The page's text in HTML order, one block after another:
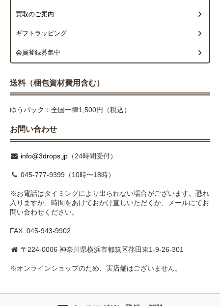
買取のご案内
ギフトラッピング
会員登録募集中
送料（梱包資材費用含む）
ゆうパック：全国一律1,500円（税込）
お問い合わせ
info@3drops.jp （24時間受付）
045-777-9399（10時〜18時）
※お電話はタイミングにより出られない場合がございます。恐れ
入りますが、時間をあけておかけ直しいただくか、メールにてお
問い合わせください。
FAX: 045-943-9902
〒224-0006 神奈川県横浜市都筑区荏田東1-9-26-301
※オンラインショップのため、実店舗はございません。